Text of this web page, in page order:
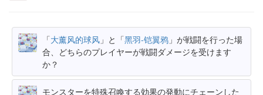
「大薰风的球风 」と「黑羽-铠翼鸦 」が戦闘を行った場
合、どちらのプレイヤーが戦闘ダメージを受けます
か？
モンスターを特殊召喚する効果の発動にチェーンした